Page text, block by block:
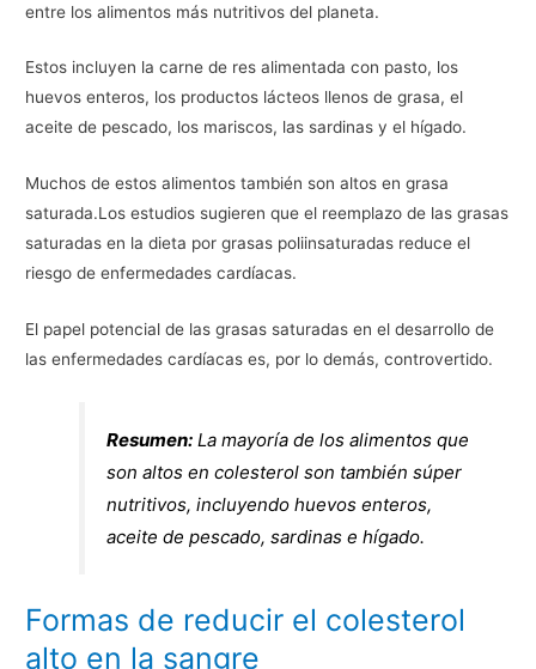
entre los alimentos más nutritivos del planeta.
Estos incluyen la carne de res alimentada con pasto, los
huevos enteros, los productos lácteos llenos de grasa, el
aceite de pescado, los mariscos, las sardinas y el hígado.
Muchos de estos alimentos también son altos en grasa
saturada.Los estudios sugieren que el reemplazo de las grasas
saturadas en la dieta por grasas poliinsaturadas reduce el
riesgo de enfermedades cardíacas.
El papel potencial de las grasas saturadas en el desarrollo de
las enfermedades cardíacas es, por lo demás, controvertido.
Resumen: La mayoría de los alimentos que
son altos en colesterol son también súper
nutritivos, incluyendo huevos enteros,
aceite de pescado, sardinas e hígado.
Formas de reducir el colesterol
alto en la sangre